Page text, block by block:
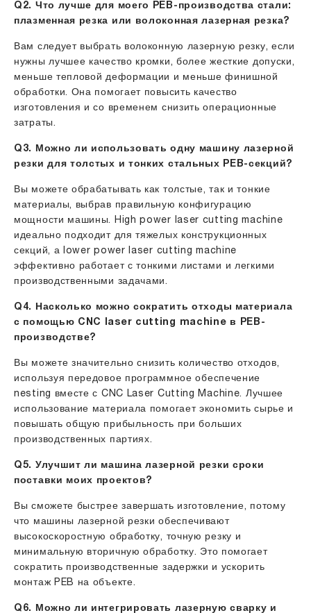
Q2. Что лучше для моего PEB-производства стали:
плазменная резка или волоконная лазерная резка?
Вам следует выбрать волоконную лазерную резку, если
нужны лучшее качество кромки, более жесткие допуски,
меньше тепловой деформации и меньше финишной
обработки. Она помогает повысить качество
изготовления и со временем снизить операционные
затраты.
Q3. Можно ли использовать одну машину лазерной
резки для толстых и тонких стальных PEB-секций?
Вы можете обрабатывать как толстые, так и тонкие
материалы, выбрав правильную конфигурацию
мощности машины. High power laser cutting machine
идеально подходит для тяжелых конструкционных
секций, а lower power laser cutting machine
эффективно работает с тонкими листами и легкими
производственными задачами.
Q4. Насколько можно сократить отходы материала
с помощью CNC laser cutting machine в PEB-
производстве?
Вы можете значительно снизить количество отходов,
используя передовое программное обеспечение
nesting вместе с CNC Laser Cutting Machine. Лучшее
использование материала помогает экономить сырье и
повышать общую прибыльность при больших
производственных партиях.
Q5. Улучшит ли машина лазерной резки сроки
поставки моих проектов?
Вы сможете быстрее завершать изготовление, потому
что машины лазерной резки обеспечивают
высокоскоростную обработку, точную резку и
минимальную вторичную обработку. Это помогает
сократить производственные задержки и ускорить
монтаж PEB на объекте.
Q6. Можно ли интегрировать лазерную сварку и